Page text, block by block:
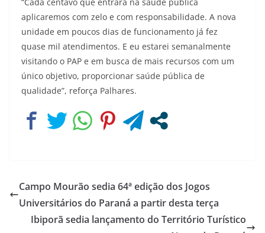
aplicaremos com zelo e com responsabilidade. A nova
unidade em poucos dias de funcionamento já fez
quase mil atendimentos. E eu estarei semanalmente
visitando o PAP e em busca de mais recursos com um
único objetivo, proporcionar saúde pública de
qualidade”, reforça Palhares.
Campo Mourão sedia 64ª edição dos Jogos
Universitários do Paraná a partir desta terça
Ibiporã sedia lançamento do Território Turístico